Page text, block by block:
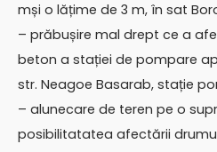
mși o lățime de 3 m, în sat
– prăbușire mal drept ce a
beton a stației de pompare
str. Neagoe Basarab, stație
– alunecare de teren pe o
posibilitatatea afectării